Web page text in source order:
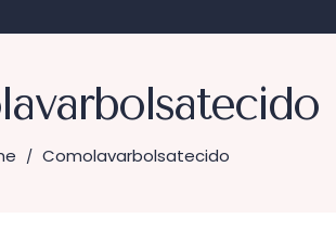
/ Comolavarbolsatecido